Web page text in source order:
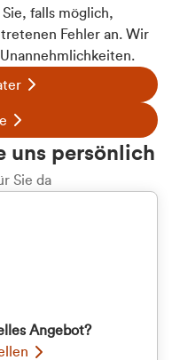
falls möglich,
Fehler an. Wir
uns persönlich
Sie da
Angebot?